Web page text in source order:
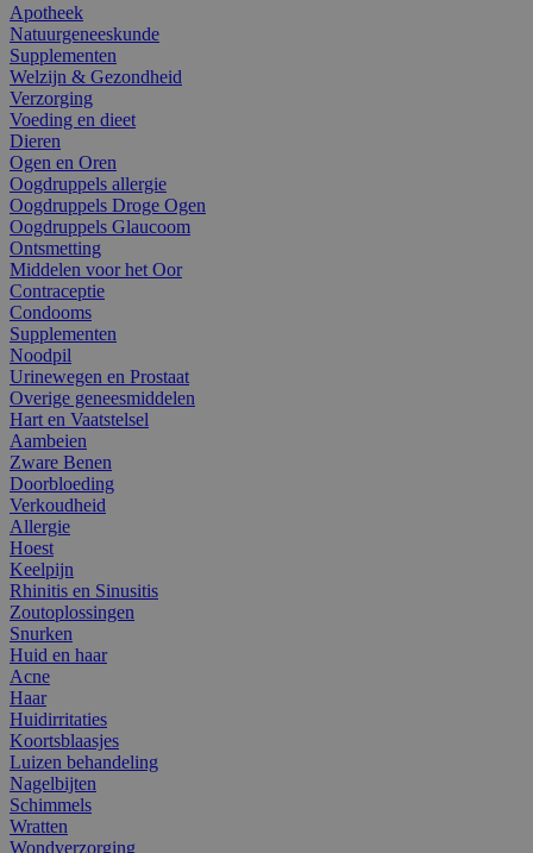
Apotheek
Natuurgeneeskunde
Supplementen
Welzijn & Gezondheid
Verzorging
Voeding en dieet
Dieren
Ogen en Oren
Oogdruppels allergie
Oogdruppels Droge Ogen
Oogdruppels Glaucoom
Ontsmetting
Middelen voor het Oor
Contraceptie
Condooms
Supplementen
Noodpil
Urinewegen en Prostaat
Overige geneesmiddelen
Hart en Vaatstelsel
Aambeien
Zware Benen
Doorbloeding
Verkoudheid
Allergie
Hoest
Keelpijn
Rhinitis en Sinusitis
Zoutoplossingen
Snurken
Huid en haar
Acne
Haar
Huidirritaties
Koortsblaasjes
Luizen behandeling
Nagelbijten
Schimmels
Wratten
Wondverzorging